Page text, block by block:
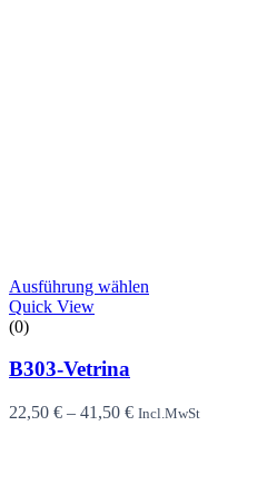
Ausführung wählen
Quick View
(0)
B303-Vetrina
22,50 € – 41,50 € Incl.MwSt